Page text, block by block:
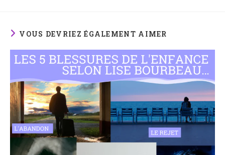
VOUS DEVRIEZ ÉGALEMENT AIMER